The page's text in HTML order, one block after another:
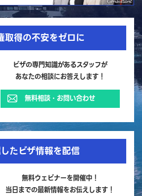
取得の不安をゼロに
ビザの専門知識があるスタッフが
あなたの相談にお答えします！
無料相談・お問い合わせ
たビザ情報を配信
無料ウェビナーを開催中！
当日までの最新情報をお伝えします！